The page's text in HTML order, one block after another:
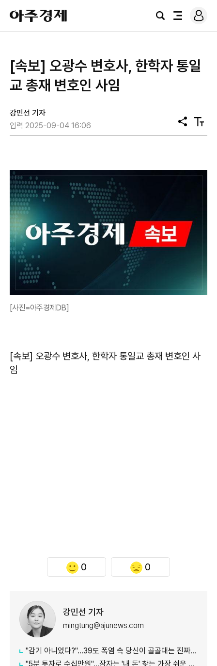
아
주
경
검
전
로
그
[속보] 오광수 변호사, 한학자 통일
교 총재 변호인 사임
강민선 기자
입력 2025-09-04 16:06
공
유
텍
스
[사진=아주경제DB]
[속보] 오광수 변호사, 한학자 통일교 총재 변호인 사
임
0 0
강민선 기자
mingtung@ajunews.com
"감기 아니었다?"…39도 폭염 속 당신이 골골대는 진짜 이유
"5분 투자로 수십만원"…잠자는 '내 돈' 찾는 가장 쉬운 방법